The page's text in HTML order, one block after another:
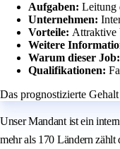
Aufgaben: Leitung
Unternehmen:
Vorteile: Attraktive
Weitere
Warum dieser Job:
Qualifikationen:
Das prognostizierte
Unser Mandant ist ein
mehr als 170 Ländern